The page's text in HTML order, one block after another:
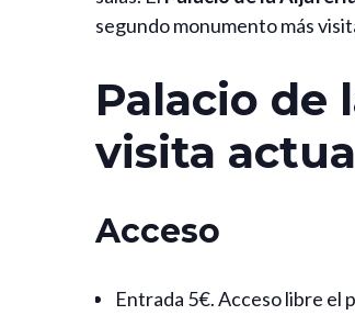
segundo monumento más
Palacio de
visita
Acceso
Entrada 5€. Acceso libre el